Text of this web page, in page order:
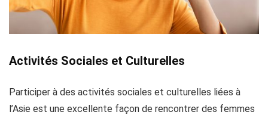
Activités Sociales et Culturelles
Participer à des activités sociales et culturelles liées à
l’Asie est une excellente façon de rencontrer des femmes